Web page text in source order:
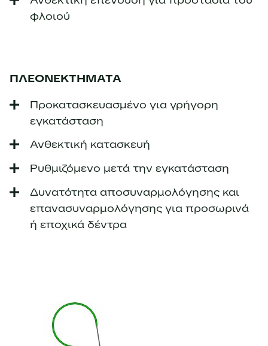
φλοιού
ΠΛΕΟΝΕΚΤΗΜΑΤΑ
Προκατασκευασμένο για γρήγορη
εγκατάσταση
Ανθεκτική κατασκευή
Ρυθμιζόμενο μετά την εγκατάσταση
Δυνατότητα αποσυναρμολόγησης και
επανασυναρμολόγησης για προσωρινά
ή εποχικά δέντρα